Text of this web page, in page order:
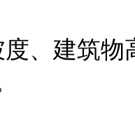
、建筑